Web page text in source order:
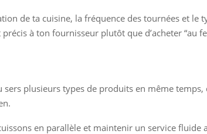
de ta cuisine, la fréquence des tournées et le
à ton fournisseur plutôt que d’acheter “au
plusieurs types de produits en même
en parallèle et maintenir un service fluide